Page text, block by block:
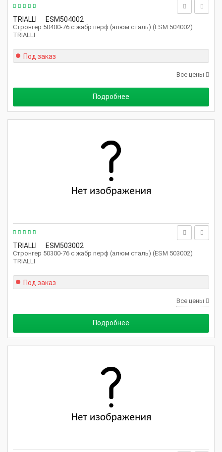
TRIALLI ESM504002
Стронгер 50400-76 с жабр перф (алюм сталь) (ESM 504002)
TRIALLI
Под заказ
Все цены
Подробнее
TRIALLI ESM503002
Стронгер 50300-76 с жабр перф (алюм сталь) (ESM 503002)
TRIALLI
Под заказ
Все цены
Подробнее